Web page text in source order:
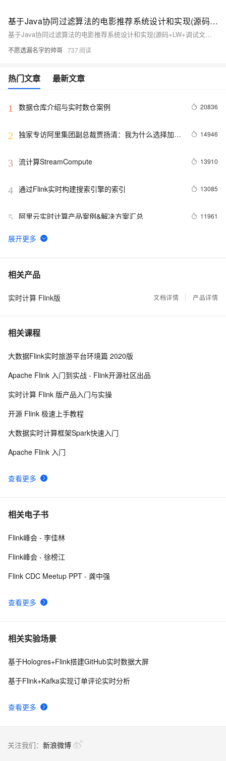
基于Java协同过滤算法的电影推荐系统设计和实现(源码+LW+调试文档+讲解等)
基于Java协同过滤算法的电影推荐系统设计和实现(源码+LW+调试文档+讲解等)
不愿透漏名字的帅哥 737
热门文章 最新文章
1 数据仓库介绍与实时数仓案例 20836
2 独家专访阿里集团副总裁贾扬清：我为什么选择加入
14946
3 流计算StreamCompute 13910
4 通过Flink实时构建搜索引擎的索引 13085
5 阿里云实时计算产品案例&解决方案汇总 11961
6 流计算精品翻译: The Dataflow Model
7 回顾 | Kafka x Flink Meetup 与世界人工智能大会大
8 Flink SQL 功能解密系列 —— 流式 TopN 挑战与实
10445
9
10基于Flink的实时日志分析系统实践
相关产品
实时计算 Flink版 文档详情 产品详情
相关课程
查看更多
大数据Flink实时旅游平台环境篇 2020版
Apache Flink 入门到实战 - Flink开源社区出品
实时计算 Flink 版产品入门与实操
开源 Flink 极速上手教程
大数据实时计算框架Spark快速入门
Apache Flink 入门
相关电子书
查看更多
Flink峰会 - 李佳林
Flink峰会 - 徐榜江
Flink CDC Meetup PPT - 龚中强
相关实验场景
查看更多
基于Hologres+Flink搭建GitHub实时数据大屏
基于Flink+Kafka实现订单评论实时分析
关注我们： 新浪微博